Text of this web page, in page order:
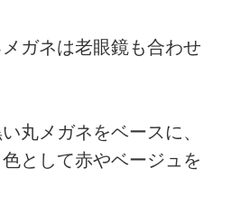
ガネは老眼鏡も合わせ
丸メガネをベースに、
として赤やベージュを